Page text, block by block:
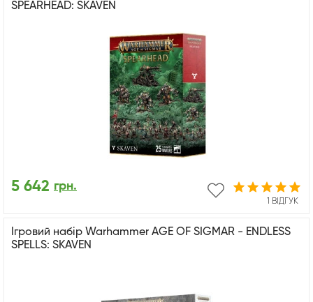
SPEARHEAD: SKAVEN
1 ВІДГУК
5 642 грн.
Ігровий набір Warhammer AGE OF SIGMAR - ENDLESS
SPELLS: SKAVEN